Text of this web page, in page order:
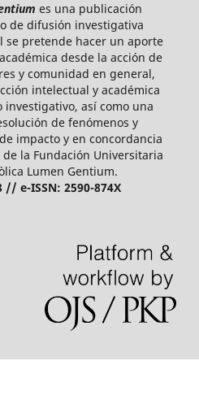
es una publicación
de difusión investigativa
se pretende hacer un aporte
desde la acción de
y comunidad en general,
intelectual y académica
así como una
de fenómenos y
impacto y en concordancia
la Fundación Universitaria
Lumen Gentium.
// e-ISSN: 2590-874X